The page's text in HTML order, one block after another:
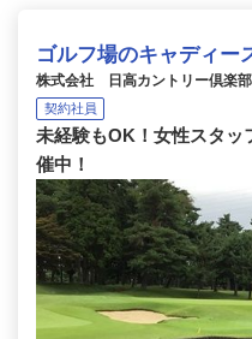
ゴルフ場のキャディー
株式会社 日高カントリー倶楽部
契約社員
未経験もOK！女性スタッ
催中！